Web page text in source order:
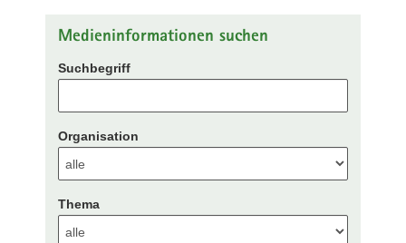
Medieninformationen suchen
Suchbegriff
Organisation
Thema